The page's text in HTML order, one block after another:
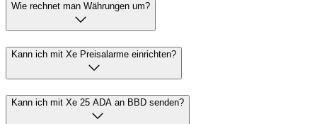
Wie rechnet man Währungen um?
Kann ich mit Xe Preisalarme einrichten?
Kann ich mit Xe 25 ADA an BBD senden?